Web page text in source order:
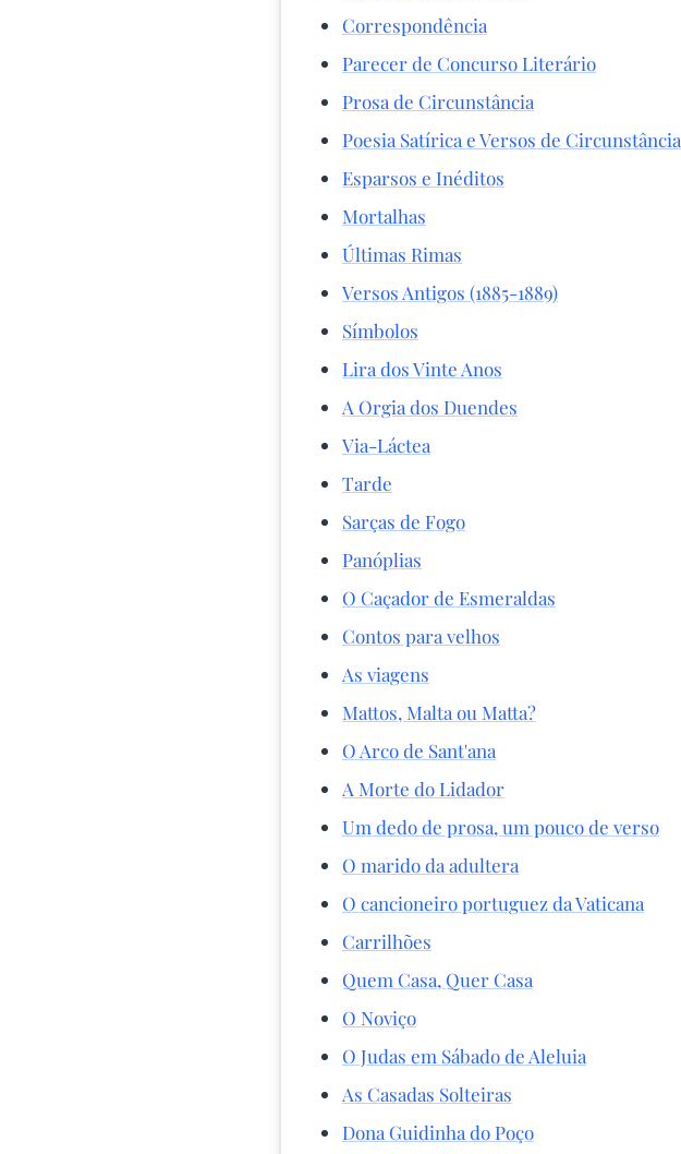
Correspondência
Parecer de Concurso Literário
Prosa de Circunstância
Poesia Satírica e Versos de Circunstância
Esparsos e Inéditos
Mortalhas
Últimas Rimas
Versos Antigos (1885-1889)
Símbolos
Lira dos Vinte Anos
A Orgia dos Duendes
Via-Láctea
Tarde
Sarças de Fogo
Panóplias
O Caçador de Esmeraldas
Contos para velhos
As viagens
Mattos, Malta ou Matta?
O Arco de Sant'ana
A Morte do Lidador
Um dedo de prosa, um pouco de verso
O marido da adultera
O cancioneiro portuguez da Vaticana
Carrilhões
Quem Casa, Quer Casa
O Noviço
O Judas em Sábado de Aleluia
As Casadas Solteiras
Dona Guidinha do Poço